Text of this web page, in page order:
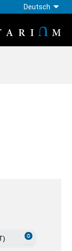
Deutsch